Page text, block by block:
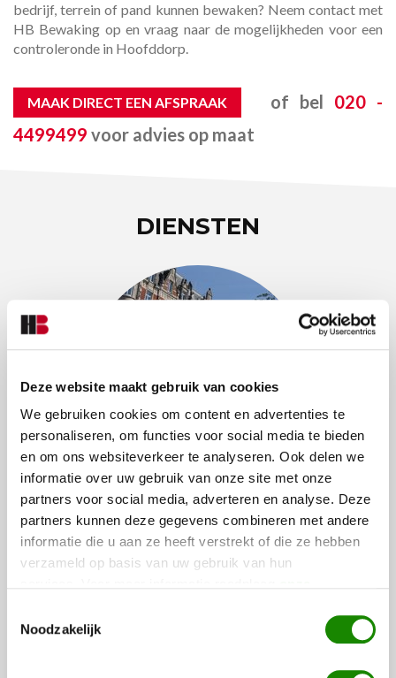
Deze website maakt gebruik van cookies
We gebruiken cookies om content en advertenties te
personaliseren, om functies voor social media te bieden
en om ons websiteverkeer te analyseren. Ook delen we
informatie over uw gebruik van onze site met onze
partners voor social media, adverteren en analyse. Deze
partners kunnen deze gegevens combineren met andere
informatie die u aan ze heeft verstrekt of die ze hebben
verzameld op basis van uw gebruik van hun
Noodzakelijk
bedrijf, terrein of pand kunnen bewaken? Neem contact met
HB Bewaking op en vraag naar de mogelijkheden voor een
controleronde in Hoofddorp.
MAAK DIRECT EEN AFSPRAAK of bel 020 -
4499499 voor advies op maat
DIENSTEN
MOBIELE SURVEILLANCE
In het geval van een alarmmelding is de mobiele surveillance
snel ter plaatse om te signaleren, alarmeren, rapporteren en u
bij te staan waar nodig.